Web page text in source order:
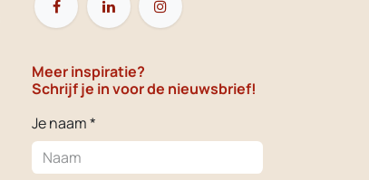
Meer inspiratie?
Schrijf je in voor de nieuwsbrief!
Je naam *